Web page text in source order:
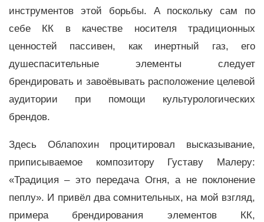
инструментов этой борьбы. А поскольку сам по
себе КК в качестве носителя традиционных
ценностей пассивен, как инертный газ, его
душеспасительные элементы следует
брендировать и завоёвывать расположение целевой
аудитории при помощи культурологических
брендов.
Здесь Облапохин процитировал высказывание,
приписываемое композитору Густаву Малеру:
«Традиция – это передача Огня, а не поклонение
пеплу». И привёл два сомнительных, на мой взгляд,
примера брендирования элементов КК,